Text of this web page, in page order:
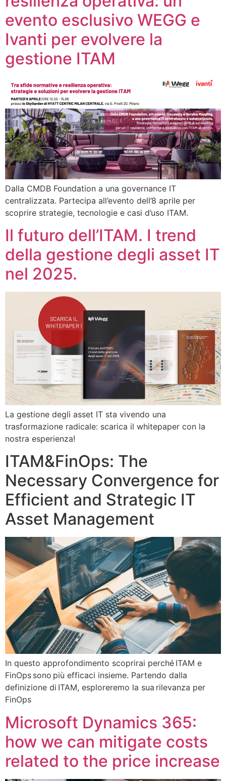
evento esclusivo WEGG e
Ivanti per evolvere la
gestione ITAM
Dalla CMDB Foundation a una governance IT
centralizzata. Partecipa all’evento dell’8 aprile per
scoprire strategie, tecnologie e casi d’uso ITAM.
Il futuro dell’ITAM. I trend
della gestione degli asset IT
nel 2025.
La gestione degli asset IT sta vivendo una
trasformazione radicale: scarica il whitepaper con la
nostra esperienza!
ITAM&FinOps: The
Necessary Convergence for
Efficient and Strategic IT
Asset Management
In questo approfondimento scoprirai perché ITAM e
FinOps sono più efficaci insieme. Partendo dalla
definizione di ITAM, esploreremo la sua rilevanza per
FinOps
Microsoft Dynamics 365:
how we can mitigate costs
related to the price increase